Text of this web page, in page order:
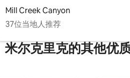
Mill Creek Canyon
37位当地人推荐
米尔克里克的其他优